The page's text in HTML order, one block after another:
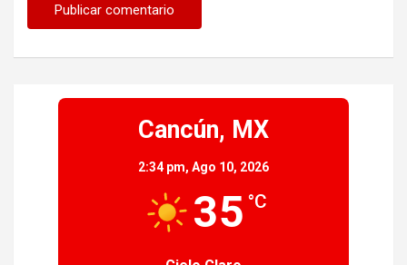
Cancún, MX
2:34 pm, Ago 10, 2026
35 °C